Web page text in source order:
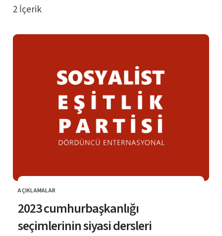
2İçerik
KATEGORI
AÇIKLAMALAR
2023 cumhurbaşkanlığı
seçimlerinin siyasi dersleri